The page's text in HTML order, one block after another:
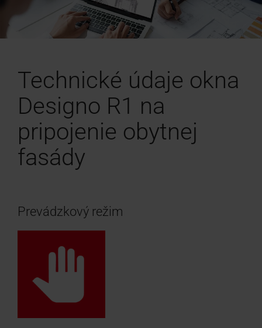
Technické údaje okna
Designo R1 na
pripojenie obytnej
fasády
Prevádzkový režim